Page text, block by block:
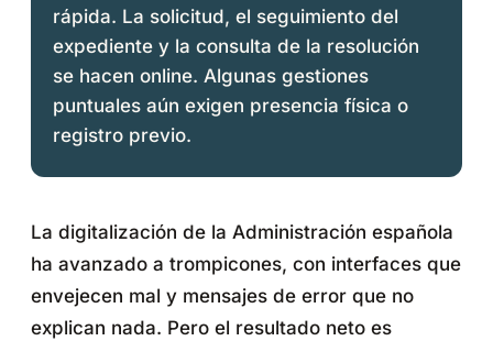
rápida. La solicitud, el seguimiento del
expediente y la consulta de la resolución
se hacen online. Algunas gestiones
puntuales aún exigen presencia física o
registro previo.
La digitalización de la Administración española
ha avanzado a trompicones, con interfaces que
envejecen mal y mensajes de error que no
explican nada. Pero el resultado neto es